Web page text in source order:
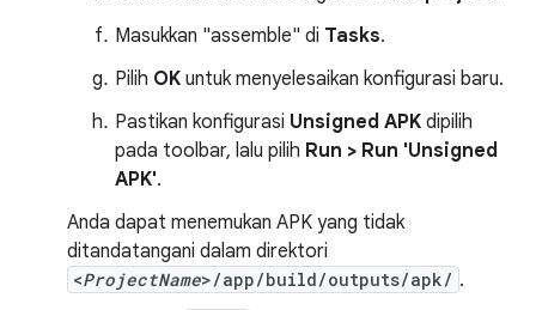
Masukkan "assemble" di Tasks.
Pilih OK untuk menyelesaikan konfigurasi baru.
Pastikan konfigurasi Unsigned APK dipilih
pada toolbar, lalu pilih Run > Run 'Unsigned
APK'.
Anda dapat menemukan APK yang tidak
ditandatangani dalam direktori
<ProjectName>/app/build/outputs/apk/ .